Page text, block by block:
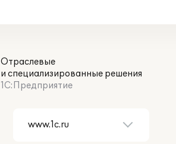
Отраслевые
и специализированные решения
1С:Предприятие